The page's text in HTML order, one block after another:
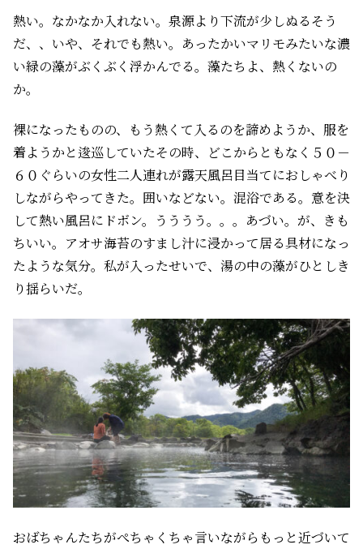
熱い。なかなか入れない。泉源より下流が少しぬるそう
だ、、いや、それでも熱い。あったかいマリモみたいな濃
い緑の藻がぶくぶく浮かんでる。藻たちよ、熱くないの
か。
裸になったものの、もう熱くて入るのを諦めようか、服を
着ようかと逡巡していたその時、どこからともなく５０－
６０ぐらいの女性二人連れが露天風呂目当てにおしゃべり
しながらやってきた。囲いなどない。混浴である。意を決
して熱い風呂にドボン。うううう。。。あづい。が、きも
ちいい。アオサ海苔のすまし汁に浸かって居る具材になっ
たような気分。私が入ったせいで、湯の中の藻がひとしき
り揺らいだ。
おばちゃんたちがぺちゃくちゃ言いながらもっと近づいて